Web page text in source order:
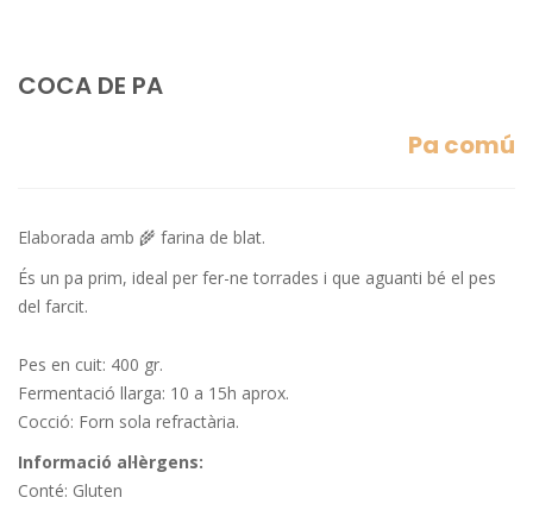
COCA DE PA
Pa comú
Elaborada amb 🌾 farina de blat.
És un pa prim, ideal per fer-ne torrades i que aguanti bé el pes
del farcit.
Pes en cuit: 400 gr.
Fermentació llarga: 10 a 15h aprox.
Cocció: Forn sola refractària.
Informació al·lèrgens:
Conté: Gluten